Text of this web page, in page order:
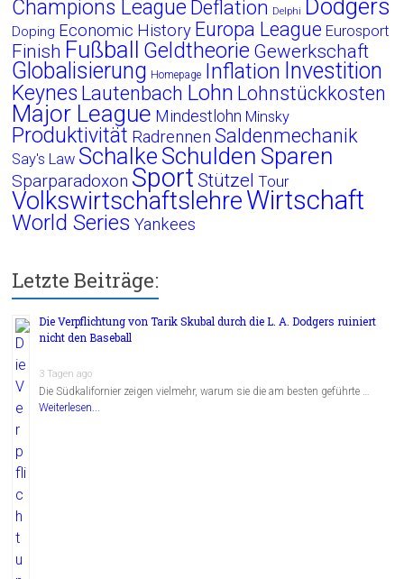
Champions League Deflation Delphi Dodgers
Doping Economic History Europa League Eurosport
Finish Fußball Geldtheorie Gewerkschaft
Globalisierung Homepage Inflation Investition
Keynes Lautenbach Lohn Lohnstückkosten
Major League Mindestlohn Minsky
Produktivität Radrennen Saldenmechanik
Say's Law Schalke Schulden Sparen
Sparparadoxon Sport Stützel Tour
VolkswirtschaftslehreWirtschaft
World Series Yankees
Letzte Beiträge:
Die Verpflichtung von Tarik Skubal durch die L. A. Dodgers ruiniert
nicht den Baseball
3 Tagen ago
Die Südkalifornier zeigen vielmehr, warum sie die am besten geführte …
Weiterlesen...